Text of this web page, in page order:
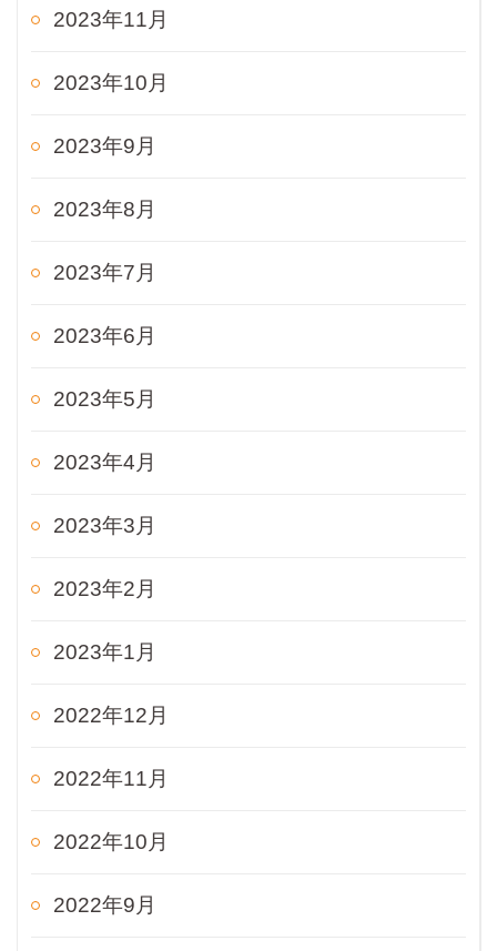
2023年11月
2023年10月
2023年9月
2023年8月
2023年7月
2023年6月
2023年5月
2023年4月
2023年3月
2023年2月
2023年1月
2022年12月
2022年11月
2022年10月
2022年9月